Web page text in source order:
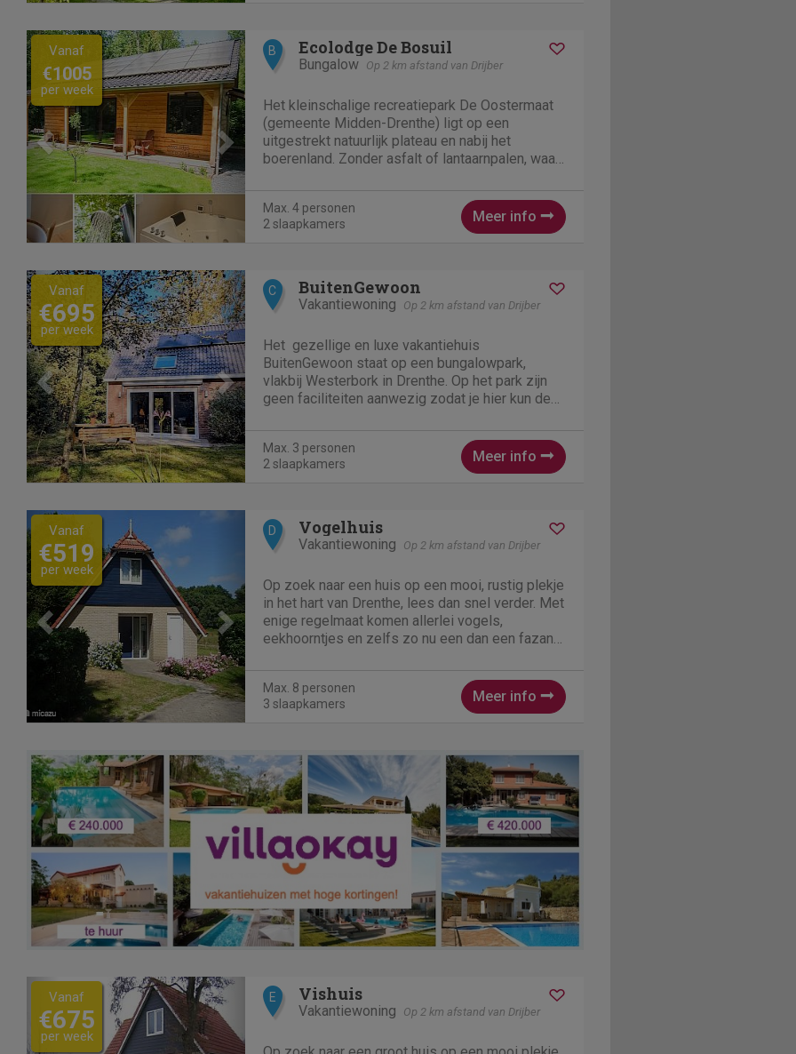
Previous Next
Vanaf
€1005
per week
B Ecolodge De Bosuil
Bungalow Op 2 km afstand van Drijber
Het kleinschalige recreatiepark De Oostermaat
(gemeente Midden-Drenthe) ligt op een
uitgestrekt natuurlijk plateau en nabij het
boerenland. Zonder asfalt of lantaarnpalen, waar
Bosuil is een luxe...
Max. 4 personen
2 slaapkamers
Meer info
Previous Next
Vanaf
€695
per week
C BuitenGewoon
Vakantiewoning Op 2 km afstand van Drijber
Het gezellige en luxe vakantiehuis
BuitenGewoon staat op een bungalowpark,
vlakbij Westerbork in Drenthe. Op het park zijn
geen faciliteiten aanwezig zodat je hier kun de
bouwjaar 2018 en volledig...
Max. 3 personen
2 slaapkamers
Meer info
Previous Next
Vanaf
€519
per week
D Vogelhuis
Vakantiewoning Op 2 km afstand van Drijber
Op zoek naar een huis op een mooi, rustig plekje
in het hart van Drenthe, lees dan snel verder. Met
enige regelmaat komen allerlei vogels,
eekhoorntjes en zelfs zo nu een dan een fazant
Daarbij voorzien van...
Max. 8 personen
3 slaapkamers
Meer info
Previous Next
Vanaf
€675
per week
E Vishuis
Vakantiewoning Op 2 km afstand van Drijber